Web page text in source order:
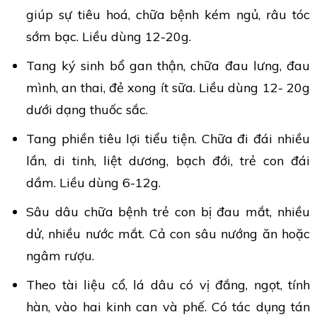
giúp sự tiêu hoá, chữa bệnh kém ngủ, râu tóc
sớm bạc. Liều dùng 12-20g.
Tang ký sinh bổ gan thận, chữa đau lưng, đau
mình, an thai, đẻ xong ít sữa. Liều dùng 12- 20g
dưới dạng thuốc sắc.
Tang phiền tiêu lợi tiểu tiện. Chữa đi đái nhiều
lần, di tinh, liệt dương, bạch đới, trẻ con đái
dầm. Liều dùng 6-12g.
Sâu dâu chữa bệnh trẻ con bị đau mắt, nhiều
dử, nhiều nước mắt. Cả con sâu nướng ăn hoặc
ngâm rượu.
Theo tài liệu cổ, lá dâu có vị đắng, ngọt, tính
hàn, vào hai kinh can và phế. Có tác dụng tán